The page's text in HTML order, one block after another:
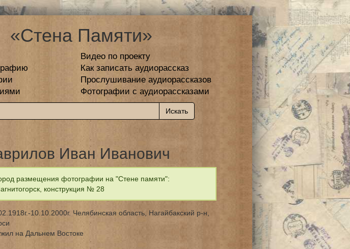
«Стена Памяти»
Видео по проекту
Как записать аудиорассказ
Прослушивание аудиорассказов
Фотографии с аудиорассказами
Иван Иванович
размещения фотографии на "Стене памяти":
конструкция № 28
10.10.2000г. Челябинская область, Нагайбакский р-н,
на Дальнем Востоке